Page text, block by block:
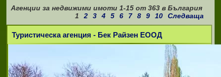
Агенции за недвижими имоти 1-15от 363в България
1
2 3 4 5 6 7 8 9 10 Следваща
Туристическа агенция - Бек Райзен ЕООД